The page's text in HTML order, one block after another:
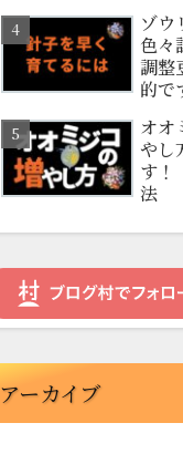
ゾウ
色
調整
的で
オオ
や
す！
法
アーカイブ